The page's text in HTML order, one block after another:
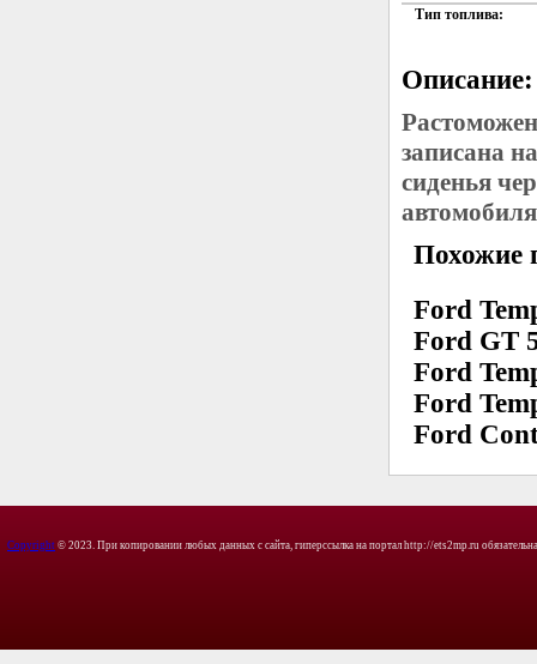
Тип топлива:
Описание:
записана
сиденья
Похожие
Ford
Ford GT
Ford
Ford
Ford
Copyright © 2023. При копировании любых данных с сайта, гиперссылка на портал http://ets2mp.ru